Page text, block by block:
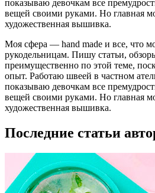
показываю девочкам все
вещей своими руками. Но главная
художественная вышивка.
Моя сфера — hand made и все, что
рукодельницам. Пишу статьи,
преимущественно по этой теме,
опыт. Работаю швеей в частном
показываю девочкам все
вещей своими руками. Но главная
художественная вышивка.
Последние статьи